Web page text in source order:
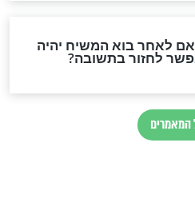
החשאי של טראמפ
בלי שקיפות ועם הרבה